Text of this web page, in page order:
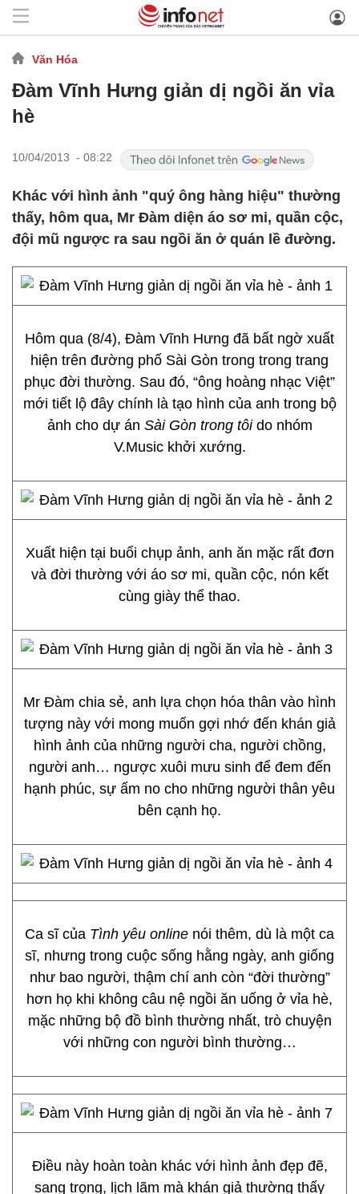
Văn Hóa
Đàm Vĩnh Hưng giản dị ngồi ăn vỉa
hè
10/04/2013 - 08:22
Khác với hình ảnh "quý ông hàng hiệu" thường
thấy, hôm qua, Mr Đàm diện áo sơ mi, quần cộc,
đội mũ ngược ra sau ngồi ăn ở quán lề đường.
Hôm qua (8/4), Đàm Vĩnh Hưng đã bất ngờ xuất
hiện trên đường phố Sài Gòn trong trong trang
phục đời thường. Sau đó, “ông hoàng nhạc Việt”
mới tiết lộ đây chính là tạo hình của anh trong bộ
ảnh cho dự án Sài Gòn trong tôi do nhóm
V.Music khởi xướng.
Xuất hiện tại buổi chụp ảnh, anh ăn mặc rất đơn
và đời thường với áo sơ mi, quần cộc, nón kết
cùng giày thể thao.
Mr Đàm chia sẻ, anh lựa chọn hóa thân vào hình
tượng này với mong muốn gợi nhớ đến khán giả
hình ảnh của những người cha, người chồng,
người anh… ngược xuôi mưu sinh để đem đến
hạnh phúc, sự ấm no cho những người thân yêu
bên cạnh họ.
Ca sĩ của Tình yêu online nói thêm, dù là một ca
sĩ, nhưng trong cuộc sống hằng ngày, anh giống
như bao người, thậm chí anh còn “đời thường”
hơn họ khi không câu nệ ngồi ăn uống ở vỉa hè,
mặc những bộ đồ bình thường nhất, trò chuyện
với những con người bình thường…
Điều này hoàn toàn khác với hình ảnh đẹp đẽ,
sang trọng, lịch lãm mà khán giả thường thấy